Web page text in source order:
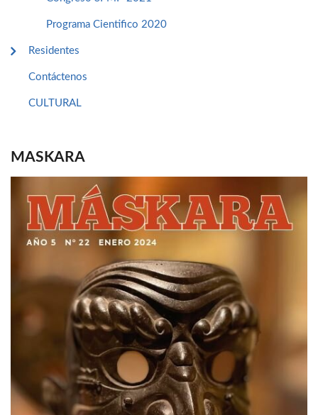
Programa Cientifico 2020
Residentes
Contáctenos
CULTURAL
MASKARA